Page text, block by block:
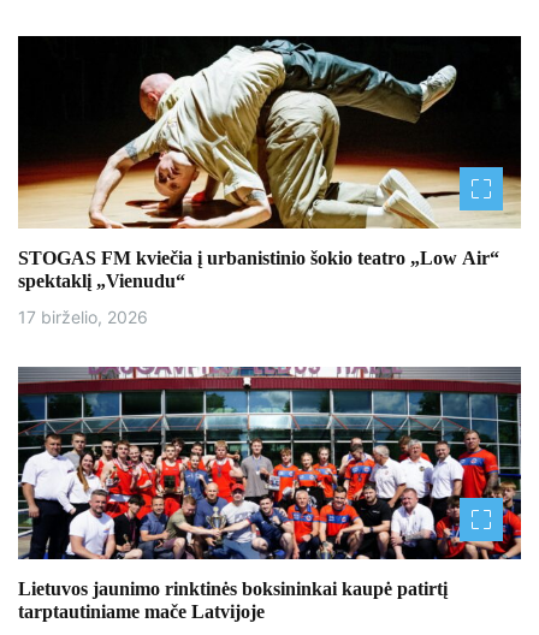
STOGAS FM kviečia į urbanistinio šokio teatro „Low Air“
spektaklį „Vienudu“
17 birželio, 2026
Lietuvos jaunimo rinktinės boksininkai kaupė patirtį
tarptautiniame mače Latvijoje